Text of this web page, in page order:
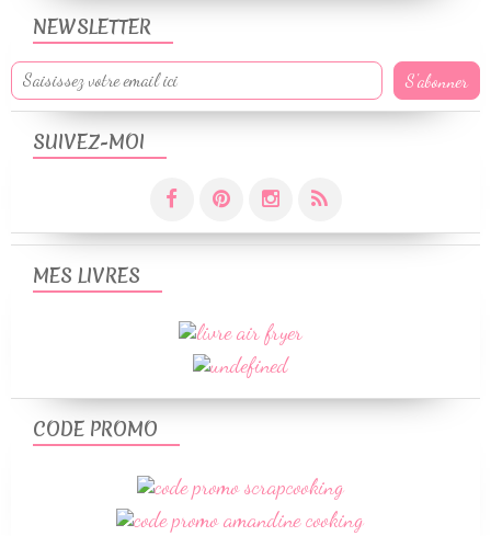
NEWSLETTER
SUIVEZ-MOI
MES LIVRES
CODE PROMO